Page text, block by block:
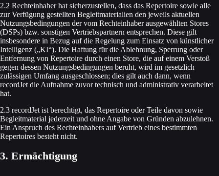
2.2 Rechteinhaber hat sicherzustellen, dass das Repertoire sowie alle
zur Verfügung gestellten Begleitmaterialien den jeweils aktuellen
Nutzungsbedingungen der vom Rechteinhaber ausgewählten Stores
(DSPs) bzw. sonstigen Vertriebspartnern entsprechen. Diese gilt
insbesondere in Bezug auf die Regelung zum Einsatz von künstlicher
Intelligenz („KI“). Die Haftung für die Ablehnung, Sperrung oder
Entfernung von Repertoire durch einen Store, die auf einem Verstoß
gegen dessen Nutzungsbedingungen beruht, wird im gesetzlich
zulässigen Umfang ausgeschlossen; dies gilt auch dann, wenn
recordJet die Aufnahme zuvor technisch und administrativ verarbeitet
hat.
2.3 recordJet ist berechtigt, das Repertoire oder Teile davon sowie
Begleitmaterial jederzeit und ohne Angabe von Gründen abzulehnen.
Ein Anspruch des Rechteinhabers auf Vertrieb eines bestimmten
Repertoires besteht nicht.
3. Ermächtigung